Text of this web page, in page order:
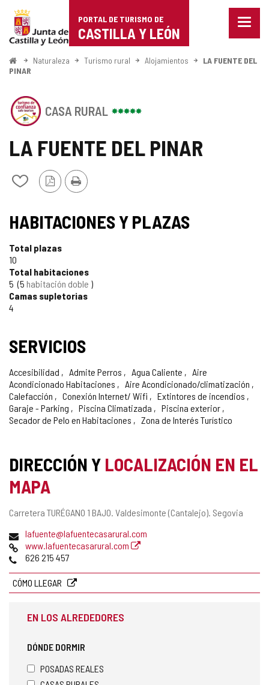
Portal
de
Turismo
de
Castilla
León
PORTAL DE TURISMO DE
CASTILLA Y LEÓN
Menu
InicioNaturaleza Turismo rural Alojamientos
LA FUENTE DEL
PINAR
LA FUENTE DEL PINAR
Añadir/quitar
cuadernos
Versión
PDF
Imprimir
CASA RURAL
SELLO
TURISMO
DE
CONFIANZA
establecimiento
el
DE
CONFIANZA
CASTILLA
LEÓN
HABITACIONES Y PLAZAS
Total plazas
10
Total habitaciones
5 5 habitación doble
Camas supletorias
4
SERVICIOS
Accesibilidad Admite Perros Agua Caliente
Aire
Acondicionado Habitaciones
Aire Acondicionado/climatización
Calefacción
Conexión Internet/ Wifi
Extintores de incendios
Garaje - Parking
Piscina Climatizada
Piscina exterior
Secador de Pelo en Habitaciones
Zona de Interés Turístico
DIRECCIÓN Y LOCALIZACIÓN EN EL
MAPA
Dirección
Carretera TURÉGANO 1 BAJO. Valdesimonte (Cantalejo). Segovia
Dirección
de
correo
lafuente@lafuentecasarural.com
Página
Web
www.lafuentecasarural.com
Teléfonos
626 215 457
CÓMO LLEGAR
EN LOS ALREDEDORES
DÓNDE DORMIR
POSADAS REALES